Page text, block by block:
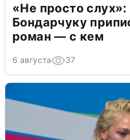
«Не просто
Бондарчуку
роман — с кем
6 августа 37